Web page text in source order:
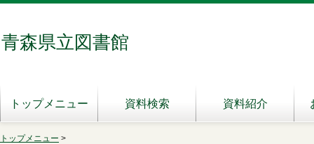
青森県立図書館
トップメニュー 資料検索 資料紹介
トップメニュー >